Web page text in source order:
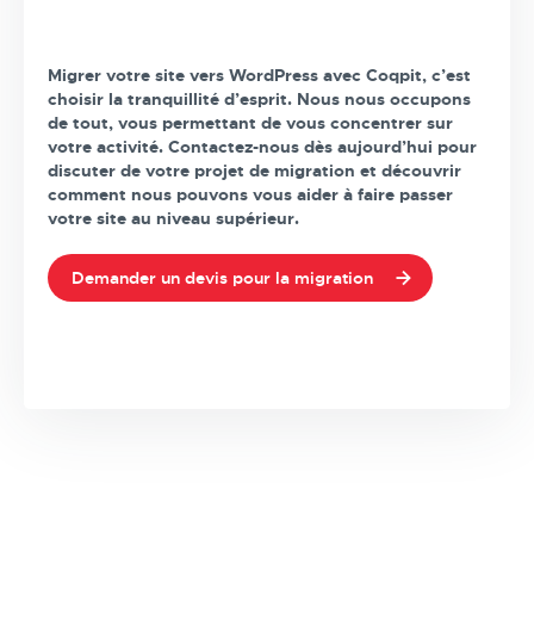
Migrer votre site vers WordPress avec Coqpit, c’est
choisir la tranquillité d’esprit. Nous nous occupons
de tout, vous permettant de vous concentrer sur
votre activité. Contactez-nous dès aujourd’hui pour
discuter de votre projet de migration et découvrir
comment nous pouvons vous aider à faire passer
votre site au niveau supérieur.
Demander un devis pour la migration